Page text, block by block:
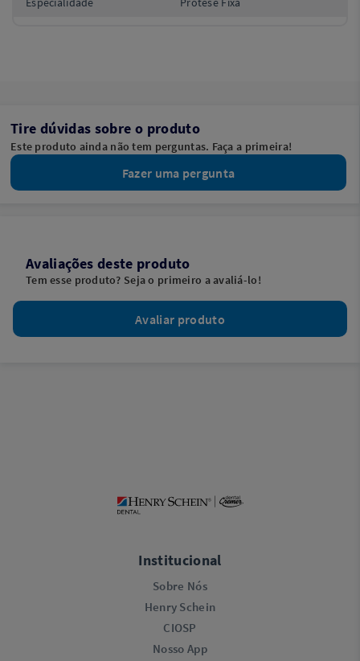
Tire dúvidas sobre o produto
Este produto ainda não tem perguntas. Faça a primeira!
Fazer uma pergunta
Avaliações deste produto
Tem esse produto? Seja o primeiro a avaliá-lo!
Avaliar produto
Institucional
Sobre Nós
Henry Schein
CIOSP
Nosso App